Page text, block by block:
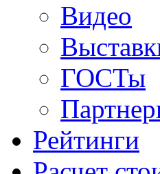
Видео
ГОСТы
Рейтинги